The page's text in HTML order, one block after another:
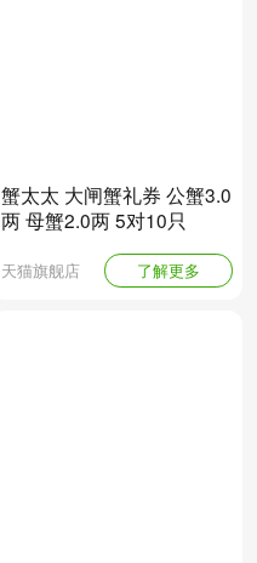
蟹太太 大闸蟹礼券 公蟹3.0
两 母蟹2.0两 5对10只
天猫旗舰店 了解更多